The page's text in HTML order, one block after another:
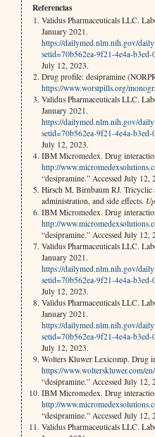
Referencias
Validus Pharmaceuticals LLC.
January 2021.
https://dailymed.nlm.nih.gov/
setid=70b562ea-9f21-4e4a-
July 12, 2023.
Drug profile: desipramine
https://www.worstpills.org/
Validus Pharmaceuticals LLC.
January 2021.
https://dailymed.nlm.nih.gov/
setid=70b562ea-9f21-4e4a-
July 12, 2023.
IBM Micromedex. Drug
http://
“desipramine.” Accessed July 12,
Hirsch M, Birnbaum RJ. Tricyclic
administration, and side effects.
IBM Micromedex. Drug
http://
“desipramine.” Accessed July 12,
Validus Pharmaceuticals LLC.
January 2021.
https://dailymed.nlm.nih.gov/
setid=70b562ea-9f21-4e4a-
July 12, 2023.
Validus Pharmaceuticals LLC.
January 2021.
https://dailymed.nlm.nih.gov/
setid=70b562ea-9f21-4e4a-
July 12, 2023.
Wolters Kluwer Lexicomp. Drug
https://www.wolterskluwer.com/
“desipramine.” Accessed July 12,
IBM Micromedex. Drug
http://
“desipramine.” Accessed July 12,
Validus Pharmaceuticals LLC.